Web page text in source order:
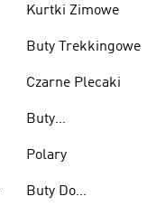
Kurtki Zimowe
Buty Trekkingowe
Czarne Plecaki
Buty
Polary
Buty Do